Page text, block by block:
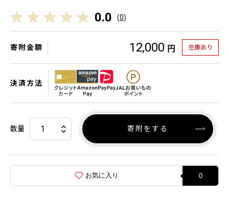
0.0 (0)
寄附金額 12,000 円 在庫あり
決済方法
数量 寄附をする
お気に入り 0